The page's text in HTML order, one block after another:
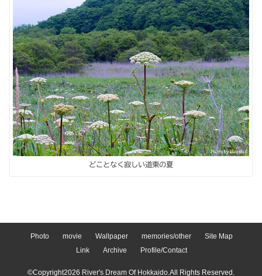
どことなく寂しい道東の夏
Photo movie Wallpaper memories/other
Site Map
Link
Archive Profile/Contact
©Copyright2026 River's Dream Of Hokkaido .All Rights Reserved.